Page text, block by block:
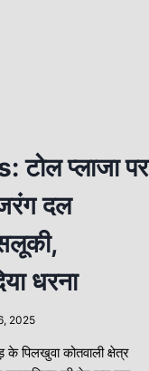
प्लाजा पर
दल
धरना
2025
पिलखुवा कोतवाली क्षेत्र